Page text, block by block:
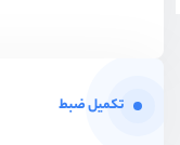
تکمیل ضبط